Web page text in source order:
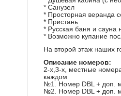
* Санузел
* Просторная веранда
* Пристань
* Русская баня и сауна
* Возможно купание
На второй этаж наших
Описание номеров:
2-х,3-х, местные
каждом
№1. Номер DBL + доп.
№2. Номер DBL + доп.